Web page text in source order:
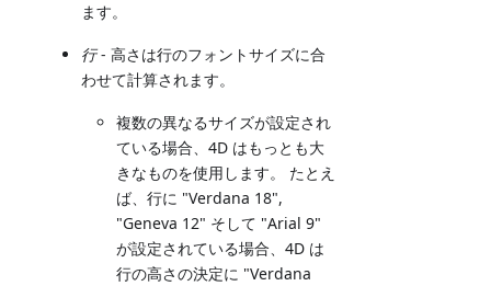
ます。
行- 高さは行のフォントサイズに合
わせて計算されます。
複数の異なるサイズが設定され
ている場合、4D はもっとも大
きなものを使用します。 たとえ
ば、行に "Verdana 18",
"Geneva 12" そして "Arial 9"
が設定されている場合、4D は
行の高さの決定に "Verdana